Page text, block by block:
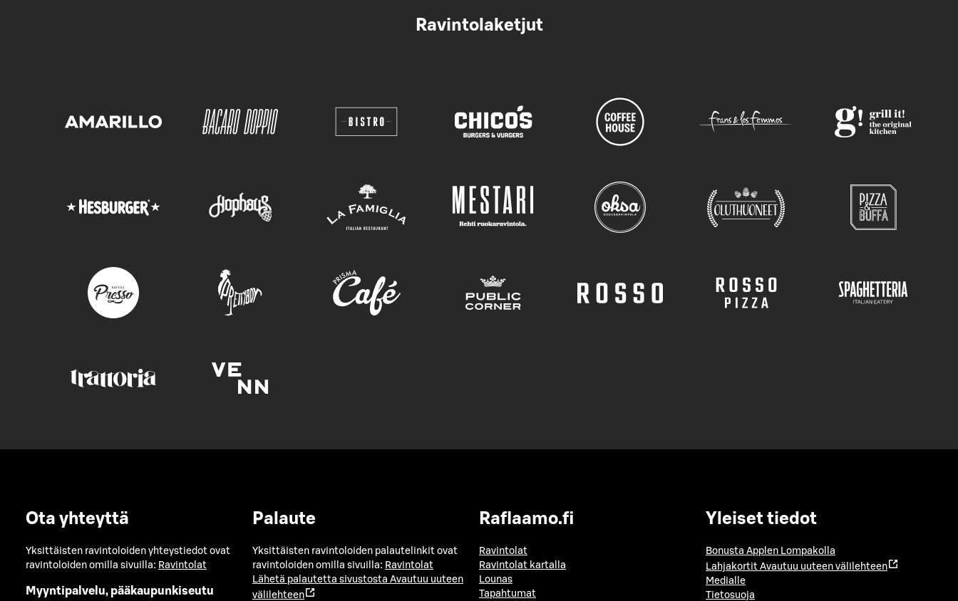
Ravintolaketjut
Ota yhteyttä
Yksittäisten ravintoloiden yhteystiedot ovat
ravintoloiden omilla sivuilla: Ravintolat
Myyntipalvelu, pääkaupunkiseutu
Palaute
Yksittäisten ravintoloiden palautelinkit ovat
ravintoloiden omilla sivuilla: Ravintolat
Lähetä palautetta sivustosta Avautuu uuteen
välilehteen
Raflaamo.fi
Ravintolat
Ravintolat kartalla
Lounas
Tapahtumat
Yleiset tiedot
Bonusta Applen Lompakolla
Lahjakortit Avautuu uuteen välilehteen
Medialle
Tietosuoja